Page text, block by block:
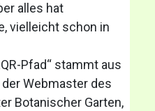
alles hat
vielleicht schon in
Pfad“ stammt aus
Webmaster des
Botanischer Garten,